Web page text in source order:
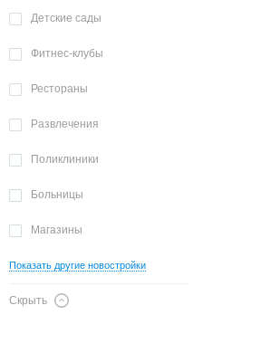
Детские сады
Фитнес-клубы
Рестораны
Развлечения
Поликлиники
Больницы
Магазины
Показать другие новостройки
Скрыть Очаково-